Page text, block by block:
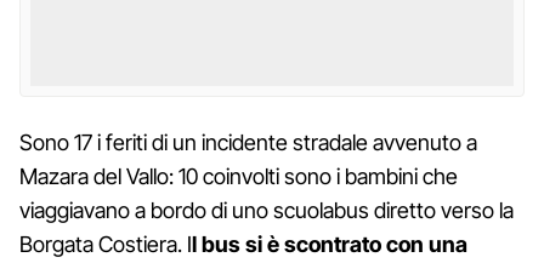
Sono 17 i feriti di un incidente stradale avvenuto a
Mazara del Vallo: 10 coinvolti sono i bambini che
viaggiavano a bordo di uno scuolabus diretto verso la
Borgata Costiera. Il bus si è scontrato con una